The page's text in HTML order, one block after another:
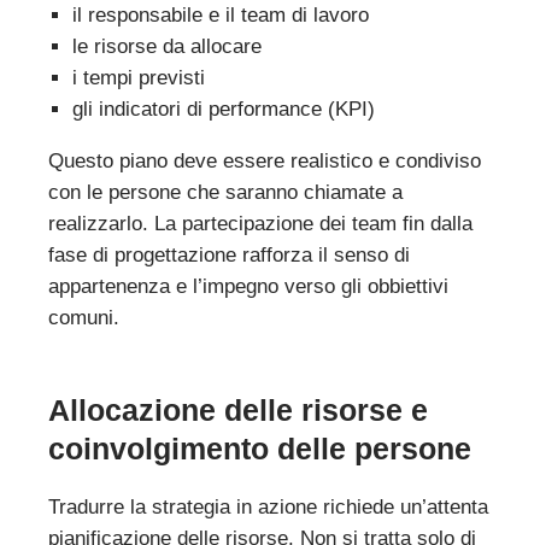
il responsabile e il team di lavoro
le risorse da allocare
i tempi previsti
gli indicatori di performance (KPI)
Questo piano deve essere realistico e condiviso
con le persone che saranno chiamate a
realizzarlo. La partecipazione dei team fin dalla
fase di progettazione rafforza il senso di
appartenenza e l’impegno verso gli obbiettivi
comuni.
Allocazione delle risorse e
coinvolgimento delle persone
Tradurre la strategia in azione richiede un’attenta
pianificazione delle risorse. Non si tratta solo di